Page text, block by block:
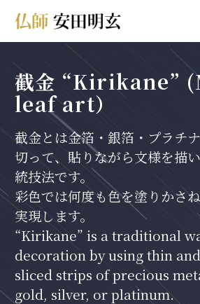
截金 “Kirikane”
leaf art）
截金とは金箔・銀箔・プラチ
切って、貼りながら文様を描
統技法です。
彩色では何度も色を塗りかさ
実現します。
“Kirikane” is a traditional
decoration by using thin
sliced strips of precious
gold, silver, or platinum.